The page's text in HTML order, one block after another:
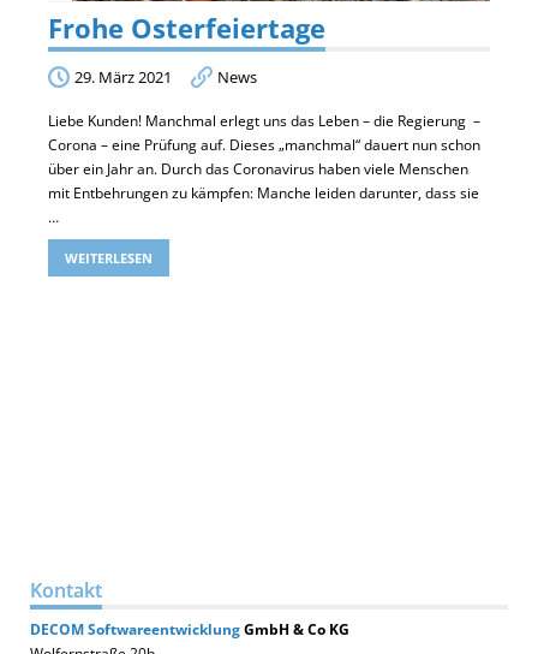
Frohe Osterfeiertage
29. März 2021 News
Liebe Kunden! Manchmal erlegt uns das Leben – die Regierung –
Corona – eine Prüfung auf. Dieses „manchmal“ dauert nun schon
über ein Jahr an. Durch das Coronavirus haben viele Menschen
mit Entbehrungen zu kämpfen: Manche leiden darunter, dass sie
…
WEITERLESEN
Kontakt
DECOMSoftwareentwicklungGmbH & Co KG